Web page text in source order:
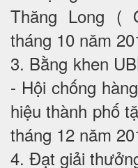
Thăng Long (
tháng 10 năm
3. Bằng khen
- Hội chống
hiệu thành phố
tháng 12 năm
4. Đạt giải